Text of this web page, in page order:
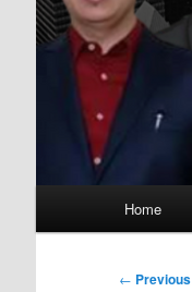
Home
Post
← Previous